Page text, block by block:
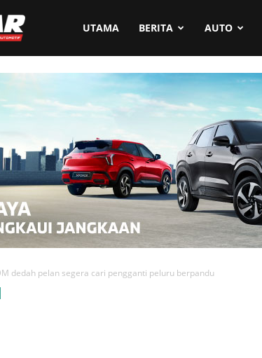
Motoqar UTAMA BERITA AUTO
dedah pelan segera cari pengganti peluru berpandu